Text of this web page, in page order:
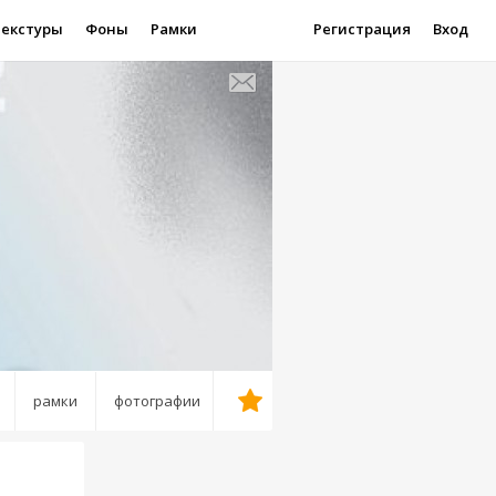
Фоны Рамки Регистрация Вход
рамки фотографии